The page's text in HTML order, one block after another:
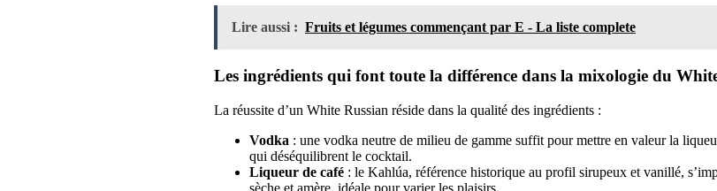
Lire aussi : Fruits et légumes commençant par E - La liste complete
Les ingrédients qui font toute la différence dans la mixologie du
La réussite d’un White Russian réside dans la qualité des ingrédients :
Vodka : une vodka neutre de milieu de gamme suffit pour mettre en valeur la
qui déséquilibrent le cocktail.
Liqueur de café : le Kahlúa, référence historique au profil sirupeux et vanillé,
sèche et amère, idéale pour varier les plaisirs.